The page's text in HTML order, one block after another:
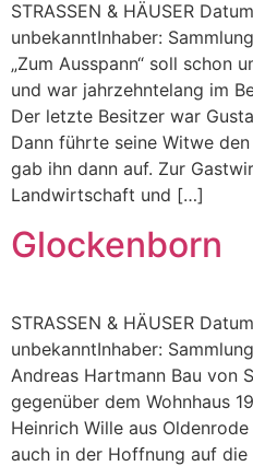
STRASSEN & HÄUSER
unbekanntInhaber:
„Zum Ausspann“ soll schon
und war jahrzehntelang im
Der letzte Besitzer war
Dann führte seine Witwe
gab ihn dann auf. Zur
Landwirtschaft und […]
Glockenborn
STRASSEN & HÄUSER
unbekanntInhaber:
Andreas Hartmann Bau von
gegenüber dem Wohnhaus
Heinrich Wille aus
auch in der Hoffnung auf die